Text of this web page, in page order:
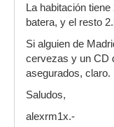
La habitación
batera, y el resto
Si alguien de
cervezas y un CD
asegurados, claro.
Saludos,
alexrm1x.-